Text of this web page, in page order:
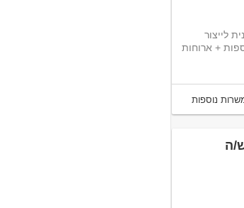
לייצור
נוספות + ארוחות
נוספות
ה